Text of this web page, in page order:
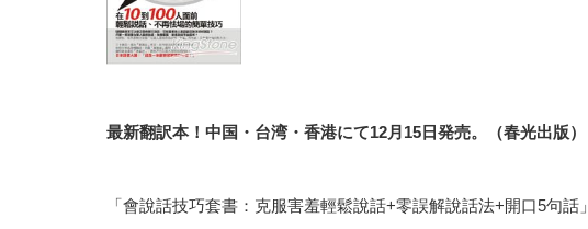
最新翻訳本！中国・台湾・香港にて12月15日発売。（春光出版）
「會說話技巧套書：克服害羞輕鬆說話+零誤解說話法+開口5句話」